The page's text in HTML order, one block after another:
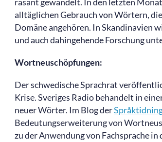
alltäglichen Gebrauch von Wörtern,
Domäne angehören. In Skandinavien
und auch dahingehende Forschung
Wortneuschöpfungen:
Der schwedische Sprachrat
Krise. Sveriges Radio behandelt in
neuer Wörter. Im Blog der
Bedeutungserweiterung von
zu der Anwendung von Fachsprache